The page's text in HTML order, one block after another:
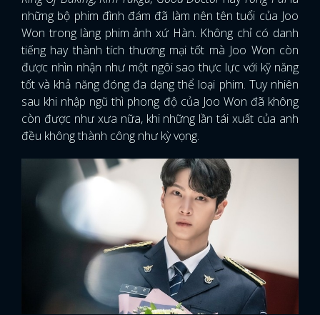
những bộ phim đình đám đã làm nên tên tuổi của Joo
Won trong làng phim ảnh xứ Hàn. Không chỉ có danh
tiếng hay thành tích thương mại tốt mà Joo Won còn
được nhìn nhận như một ngôi sao thực lực với kỹ năng
tốt và khả năng đóng đa dạng thể loại phim. Tuy nhiên
sau khi nhập ngũ thì phong độ của Joo Won đã không
còn được như xưa nữa, khi những lần tái xuất của anh
đều không thành công như kỳ vọng.